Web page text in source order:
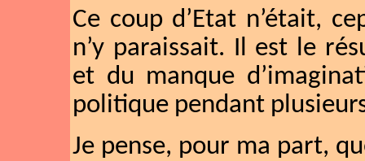
Ce coup d’Etat n’était,
n’y paraissait. Il est le
et du manque
politique pendant
Je pense, pour ma part,